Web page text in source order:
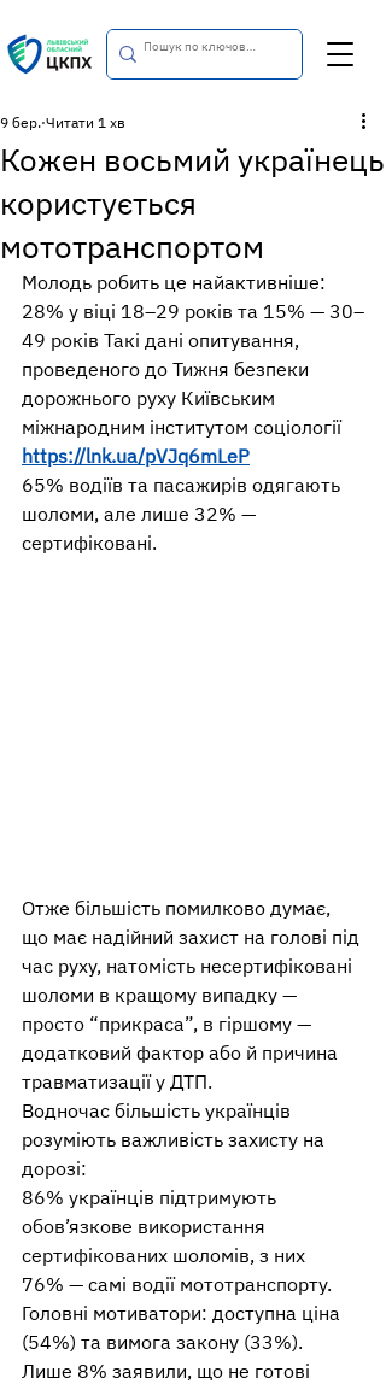
Кожен восьмий українець
користується
мототранспортом
9 бер. Читати 1 хв
Молодь робить це найактивніше:
28% у віці 18–29 років та 15% — 30–
49 років Такі дані опитування,
проведеного до Тижня безпеки
дорожнього руху Київським
міжнародним інститутом соціології
https://lnk.ua/pVJq6mLeP
65% водіїв та пасажирів одягають
шоломи, але лише 32% —
сертифіковані.
Отже більшість помилково думає,
що має надійний захист на голові під
час руху, натомість несертифіковані
шоломи в кращому випадку —
просто “прикраса”, в гіршому —
додатковий фактор або й причина
травматизації у ДТП.
Водночас більшість українців
розуміють важливість захисту на
дорозі:
86% українців підтримують
обов’язкове використання
сертифікованих шоломів, з них
76% — самі водії мототранспорту.
Головні мотиватори: доступна ціна
(54%) та вимога закону (33%).
Лише 8% заявили, що не готові